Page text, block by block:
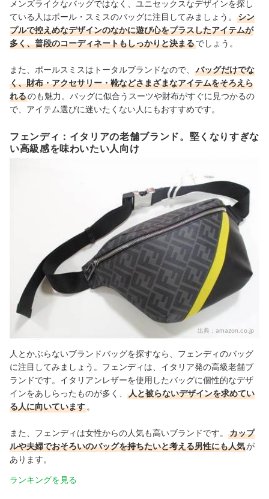
メンズライクなバッグではなく、ユニセックスなデザインを探し
ている人はポール・スミスのバッグに注目してみましょう。
シン
プルで控えめなデザインのなかに遊び心をプラスしたアイテムが
多く、普段のコーディネートもしっかりと決まるでしょう。
また、 ポールスミスはトータルブランドなので、
バッグだけでな
く、財布・アクセサリー・靴などさまざまなアイテムをそろえら
れるのも魅力。バッグに似合うスーツや財布がすぐに見つかるの
で、アイテム選びに迷いたくない人にもおすすめです。
フェンディ：イタリアの老舗ブランド。堅くなりすぎな
い高級感を味わいたい人向け
出典： amazon.co.jp
人とかぶらないブランドバッグを探すなら、フェンディのバッグ
に注目してみましょう。フェンディは、イタリア発の高級老舗ブ
ランドです。イタリアンレザーを使用したバッグに個性的なデザ
インをあしらったものが多く、
人と被らないデザインを求めてい
る人に向いています。
また、フェンディは女性からの人気も高いブランドです。
カップ
ルや夫婦でおそろいのバッグを持ちたいと考える男性にも人気が
あります。
ランキングを見る